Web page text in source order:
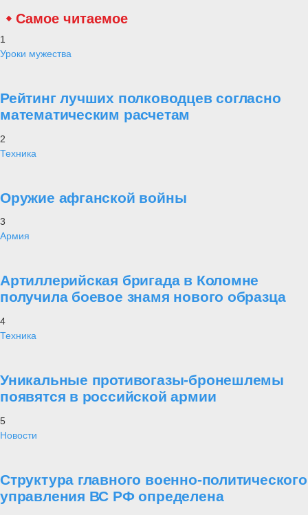
Самое читаемое
1
Уроки мужества
Рейтинг лучших полководцев согласно
математическим расчетам
2
Техника
Оружие афганской войны
3
Армия
Артиллерийская бригада в Коломне
получила боевое знамя нового образца
4
Техника
Уникальные противогазы-бронешлемы
появятся в российской армии
5
Новости
Структура главного военно-политического
управления ВС РФ определена